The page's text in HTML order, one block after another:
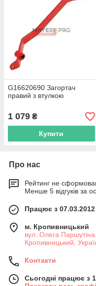
G16620690 Загортач
правий з втулкою
1 079 ₴
Купити
Про нас
Рейтинг не
Менше 5 відгуків за
Працює з 07.03.2012
м. Кропивницький
вул. Олега
Кропивницький,
Контакти
Сьогодні працює з